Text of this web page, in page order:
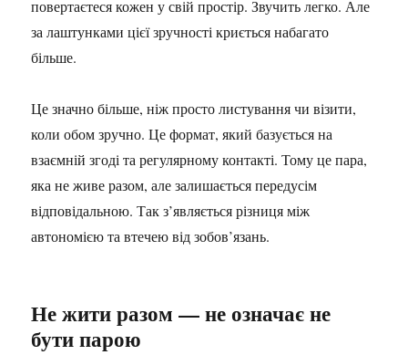
повертаєтеся кожен у свій простір. Звучить легко. Але
за лаштунками цієї зручності криється набагато
більше.
Це значно більше, ніж просто листування чи візити,
коли обом зручно. Це формат, який базується на
взаємній згоді та регулярному контакті. Тому це пара,
яка не живе разом, але залишається передусім
відповідальною. Так з’являється різниця між
автономією та втечею від зобов’язань.
Не жити разом — не означає не
бути парою